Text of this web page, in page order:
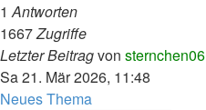
1Antworten
1667Zugriffe
Letzter Beitragvon sternchen06
Sa 21. Mär 2026, 11:48
Neues Thema